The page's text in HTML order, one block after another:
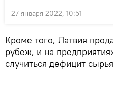
27 января 2022, 10:51
Кроме того, Латвия
рубеж, и на
случиться дефицит